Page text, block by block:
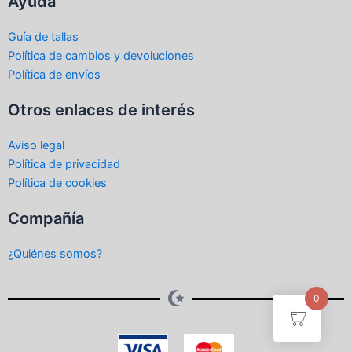
Guía de tallas
Política de cambios y devoluciones
Política de envíos
Otros enlaces de interés
Aviso legal
Política de privacidad
Política de cookies
Compañía
¿Quiénes somos?
0